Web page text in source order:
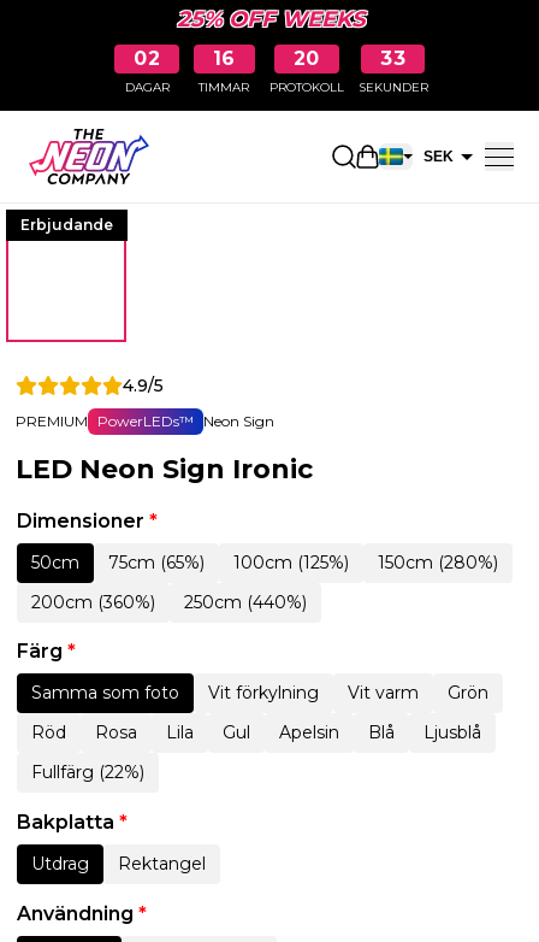
25% OFF WEEKS
02
DAGAR
16
TIMMAR
20
PROTOKOLL
32
SEKUNDER
ÖppnaSEK
Erbjudande
4.9/5
PREMIUM PowerLEDs™ Neon Sign
LED Neon Sign Ironic
Dimensioner *
50cm 75cm (65%) 100cm (125%)
150cm (280%)
200cm (360%)
250cm (440%)
Färg *
Samma som foto Vit förkylning Vit varm
Grön
Röd
Rosa Lila Gul Apelsin Blå
Ljusblå
Fullfärg (22%)
Bakplatta *
Utdrag Rektangel
Användning *